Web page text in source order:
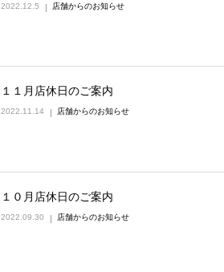
2022.12.5 店舗からのお知らせ
１１月店休日のご案内
2022.11.14 店舗からのお知らせ
１０月店休日のご案内
2022.09.30 店舗からのお知らせ